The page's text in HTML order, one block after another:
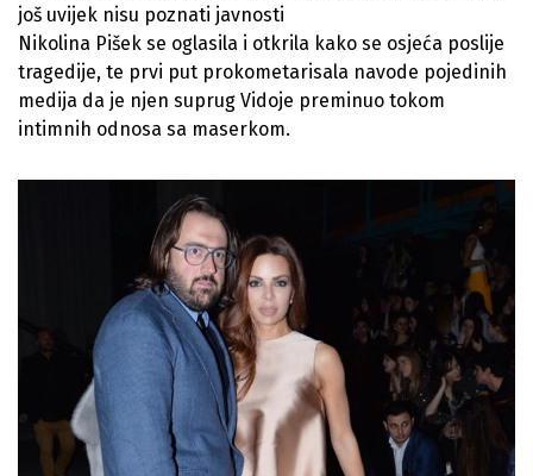
još uvijek nisu poznati javnosti
Nikolina Pišek se oglasila i otkrila kako se osjeća poslije
tragedije, te prvi put prokometarisala navode pojedinih
medija da je njen suprug Vidoje preminuo tokom
intimnih odnosa sa maserkom.